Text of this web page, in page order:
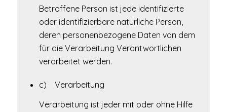
Betroffene Person ist jede identifizierte
oder identifizierbare natürliche Person,
deren personenbezogene Daten von dem
für die Verarbeitung Verantwortlichen
verarbeitet werden.
c) Verarbeitung
Verarbeitung ist jeder mit oder ohne Hilfe